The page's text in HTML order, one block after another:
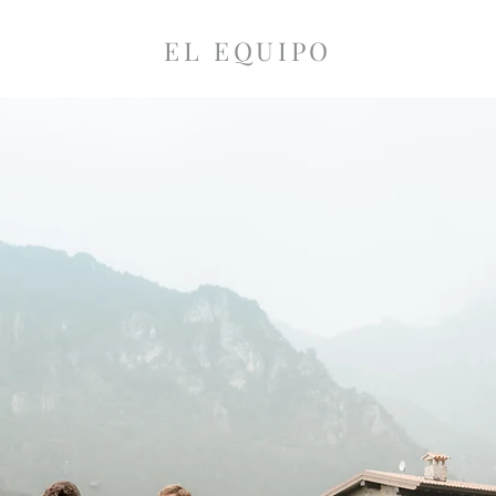
EL EQUIPO